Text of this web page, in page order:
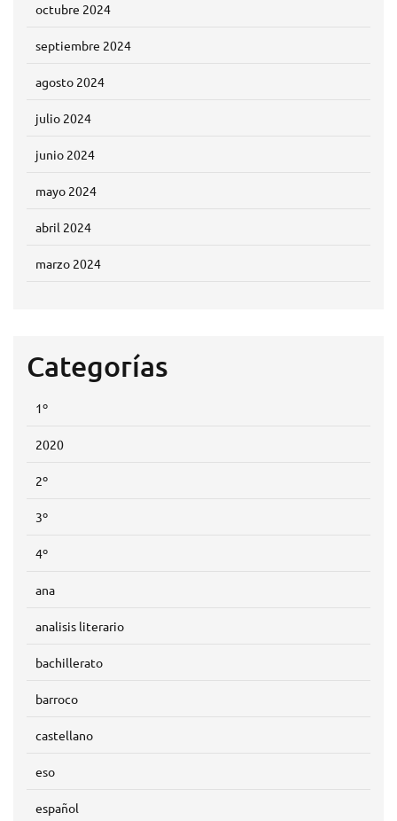
octubre 2024
septiembre 2024
agosto 2024
julio 2024
junio 2024
mayo 2024
abril 2024
marzo 2024
Categorías
1º
2020
2º
3º
4º
ana
analisis literario
bachillerato
barroco
castellano
eso
español